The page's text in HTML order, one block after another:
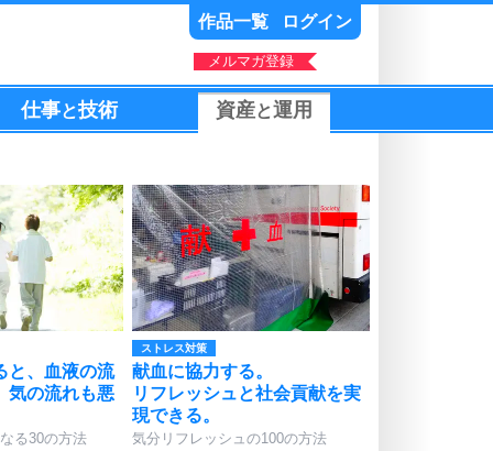
作品一覧 ログイン
メルマガ登録
仕事と技術 資産と運用
と、血液の流
気の流れも悪
る30の方法
ストレス対策
献血に協力する。
リフレッシュと社会貢献を実
現できる。
気分リフレッシュの100の方法